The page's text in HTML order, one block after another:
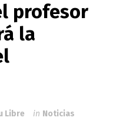
profesor
la
Libre in Noticias